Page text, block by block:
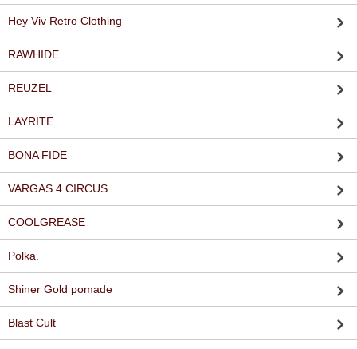
Hey Viv Retro Clothing
RAWHIDE
REUZEL
LAYRITE
BONA FIDE
VARGAS 4 CIRCUS
COOLGREASE
Polka.
Shiner Gold pomade
Blast Cult